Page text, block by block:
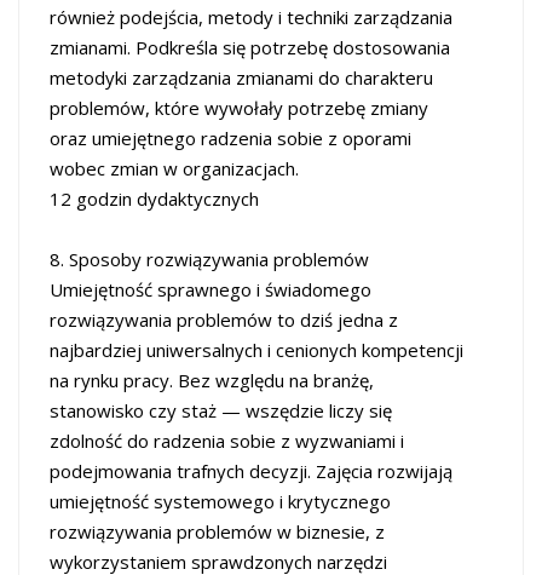
również podejścia, metody i techniki zarządzania
zmianami. Podkreśla się potrzebę dostosowania
metodyki zarządzania zmianami do charakteru
problemów, które wywołały potrzebę zmiany
oraz umiejętnego radzenia sobie z oporami
wobec zmian w organizacjach.
12 godzin dydaktycznych
8. Sposoby rozwiązywania problemów
Umiejętność sprawnego i świadomego
rozwiązywania problemów to dziś jedna z
najbardziej uniwersalnych i cenionych kompetencji
na rynku pracy. Bez względu na branżę,
stanowisko czy staż — wszędzie liczy się
zdolność do radzenia sobie z wyzwaniami i
podejmowania trafnych decyzji. Zajęcia rozwijają
umiejętność systemowego i krytycznego
rozwiązywania problemów w biznesie, z
wykorzystaniem sprawdzonych narzędzi